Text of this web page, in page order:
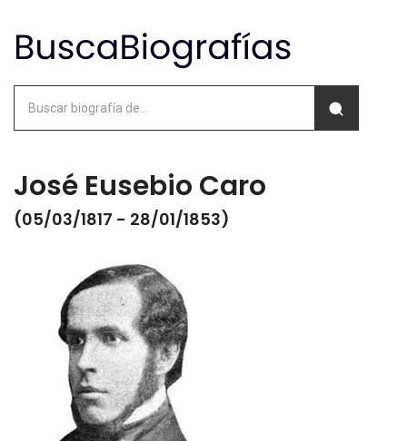
José Eusebio Caro
(05/03/1817 - 28/01/1853)